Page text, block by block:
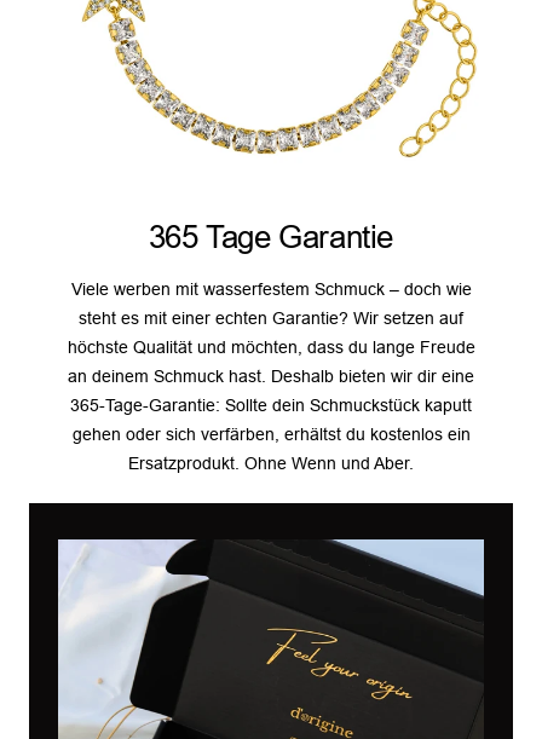
365 Tage Garantie
Viele werben mit wasserfestem Schmuck – doch wie
steht es mit einer echten Garantie? Wir setzen auf
höchste Qualität und möchten, dass du lange Freude
an deinem Schmuck hast. Deshalb bieten wir dir eine
365-Tage-Garantie: Sollte dein Schmuckstück kaputt
gehen oder sich verfärben, erhältst du kostenlos ein
Ersatzprodukt. Ohne Wenn und Aber.